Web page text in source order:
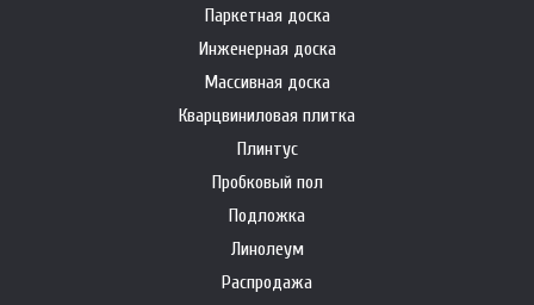
Паркетная доска
Инженерная доска
Массивная доска
Кварцвиниловая плитка
Плинтус
Пробковый пол
Подложка
Линолеум
Распродажа